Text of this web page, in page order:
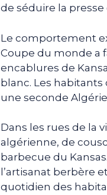
de séduire la
Le comportement
Coupe du monde a
encablures de
blanc. Les
une seconde
Dans les rues de la
algérienne, de
barbecue du
l’artisanat berbère
quotidien des